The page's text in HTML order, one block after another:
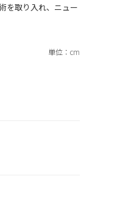
を取り入れ、ニュー